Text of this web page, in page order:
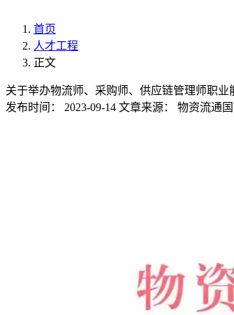
首页
人才工程
正文
关于举办物流师、采购师、供应链管理师职业
发布时间：
2023-09-14 文章来源： 物资流通